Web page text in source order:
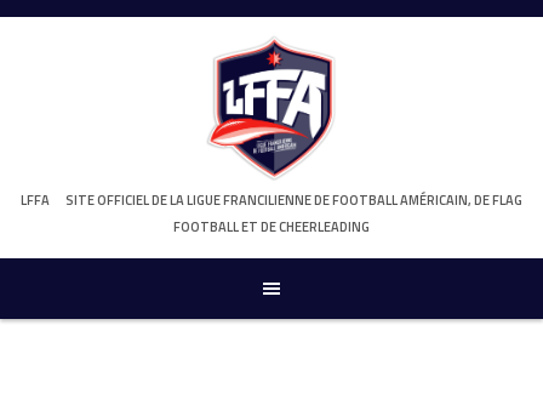
Skip
LFFA
SITE OFFICIEL DE LA LIGUE FRANCILIENNE DE FOOTBALL AMÉRICAIN, DE FLAG
FOOTBALL ET DE CHEERLEADING